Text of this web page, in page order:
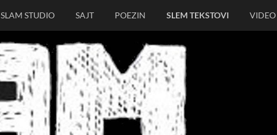
SLAM STUDIO SAJT POEZIN SLEM TEKSTOVI